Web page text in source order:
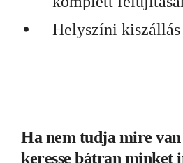
Helyszíni kiszállás
Ha nem tudja mire van
keresse bátran minket